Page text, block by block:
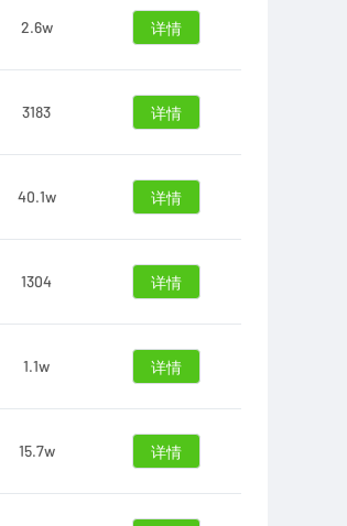
2.6w 详情
3183 详情
40.1w 详情
1304 详情
1.1w 详情
15.7w 详情